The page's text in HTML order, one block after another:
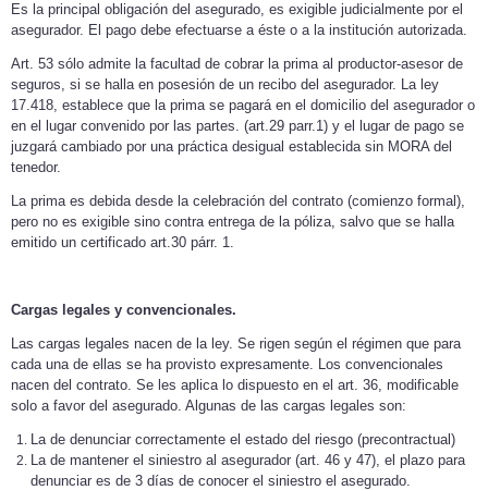
Es la principal obligación del asegurado, es exigible judicialmente por el
asegurador. El pago debe efectuarse a éste o a la institución autorizada.
Art. 53 sólo admite la facultad de cobrar la prima al productor-asesor de
seguros, si se halla en posesión de un recibo del asegurador. La ley
17.418, establece que la prima se pagará en el domicilio del asegurador o
en el lugar convenido por las partes. (art.29 parr.1) y el lugar de pago se
juzgará cambiado por una práctica desigual establecida sin MORA del
tenedor.
La prima es debida desde la celebración del contrato (comienzo formal),
pero no es exigible sino contra entrega de la póliza, salvo que se halla
emitido un certificado art.30 párr. 1.
Cargas legales y convencionales.
Las cargas legales nacen de la ley. Se rigen según el régimen que para
cada una de ellas se ha provisto expresamente. Los convencionales
nacen del contrato. Se les aplica lo dispuesto en el art. 36, modificable
solo a favor del asegurado. Algunas de las cargas legales son:
La de denunciar correctamente el estado del riesgo (precontractual)
La de mantener el siniestro al asegurador (art. 46 y 47), el plazo para
denunciar es de 3 días de conocer el siniestro el asegurado.